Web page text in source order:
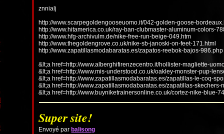
znnialj
http://www.scarpegoldengooseuomo.it/042-golden-goose-
http://www.hitamerica.co.uk/ray-ban-clubmaster-aluminum-colors-
http://www.hfg-archivulm.de/nike-free-run-beige-049.htm
http://www.thegoldengrove.co.uk/nike-sb-janoski-on-feet-171.html
http://www.zapatillasmodabaratas.es/zapatos-reebok-bajos-986.php
&lt;a href=http://www.alberghifirenzecentro.it/hollister-magliette-
&lt;a href=http://www.mis-understood.co.uk/oakley-monster-pup-
&lt;a href=http://www.zapatillasmodabaratas.es/zapatillas-le-coq-
&lt;a href=http://www.zapatillasmodabaratas.es/zapatillas-
&lt;a href=http://www.buyniketrainersonline.co.uk/cortez-nike-blue-
Super site!
Envoyé par balisong